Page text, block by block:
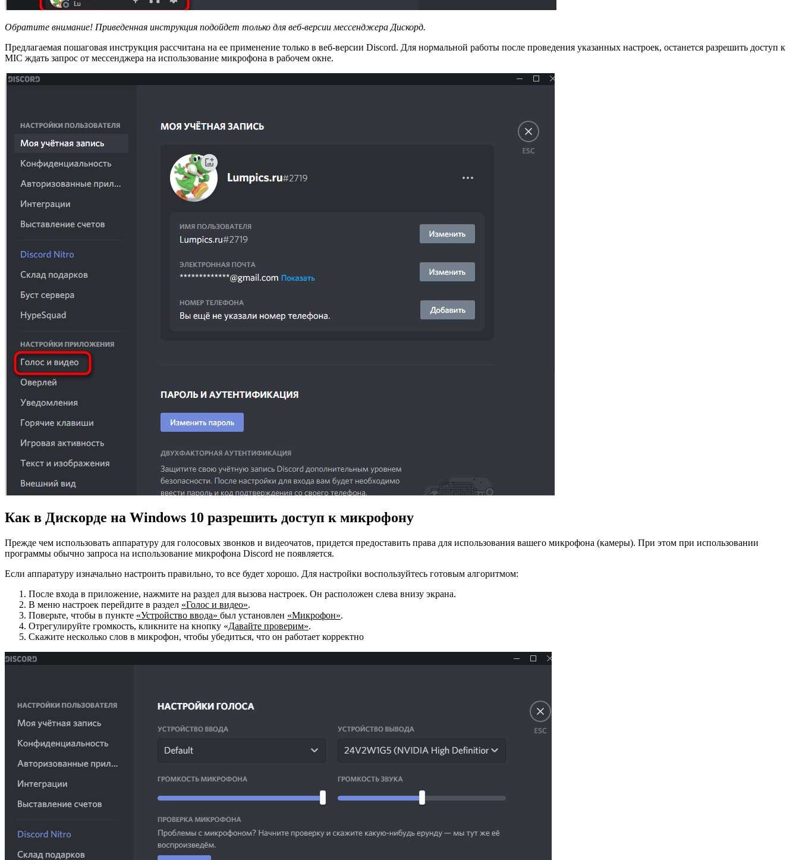
Обратите внимание! Приведенная инструкция подойдет только для веб-версии мессенджера Дискорд.
Предлагаемая пошаговая инструкция рассчитана на ее применение только в веб-версии Discord. Для нормальной работы после проведения указанных настроек, останется разрешить доступ к
MIC ждать запрос от мессенджера на использование микрофона в рабочем окне.
Как в Дискорде на Windows 10 разрешить доступ к микрофону
Прежде чем использовать аппаратуру для голосовых звонков и видеочатов, придется предоставить права для использования вашего микрофона (камеры). При этом при использовании
программы обычно запроса на использование микрофона Discord не появляется.
Если аппаратуру изначально настроить правильно, то все будет хорошо. Для настройки воспользуйтесь готовым алгоритмом:
После входа в приложение, нажмите на раздел для вызова настроек. Он расположен слева внизу экрана.
В меню настроек перейдите в раздел «Голос и видео».
Поверьте, чтобы в пункте «Устройство ввода» был установлен «Микрофон».
Отрегулируйте громкость, кликните на кнопку «Давайте проверим».
Скажите несколько слов в микрофон, чтобы убедиться, что он работает корректно